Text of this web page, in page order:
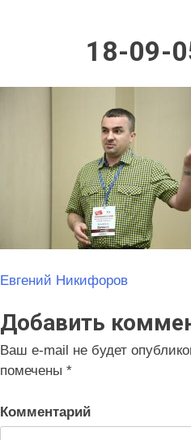
18-09-
Навигация
по
записям
Евгений Никифоров
Добавить
Ваш e-mail не будет
помечены *
Комментарий